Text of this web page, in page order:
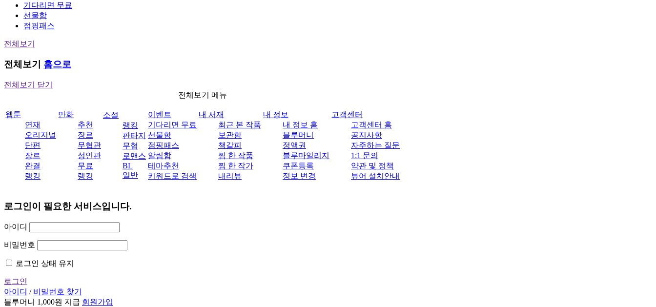
기다리면 무료
선물함
점핑패스
전체보기
전체보기 홈으로
전체보기 닫기
전체보기 메뉴
웹툰
연재
오리지널
단편
장르
완결
랭킹
만화
추천
장르
무협관
성인관
무료
랭킹
소설
랭킹
판타지
무협
로맨스
BL
일반
이벤트
기다리면 무료
선물함
점핑패스
알림함
테마추천
키워드로 검색
내 서재
최근 본 작품
보관함
책갈피
찜 한 작품
찜 한 작가
내리뷰
내 정보
내 정보 홈
블루머니
정액권
블루마일리지
쿠폰등록
정보 변경
고객센터
고객센터 홈
공지사항
자주하는 질문
1:1 문의
약관 및 정책
뷰어 설치안내
로그인이 필요한 서비스입니다.
아이디
비밀번호
로그인 상태 유지
로그인
아이디 / 비밀번호 찾기
블루머니 1,000원 지급 회원가입